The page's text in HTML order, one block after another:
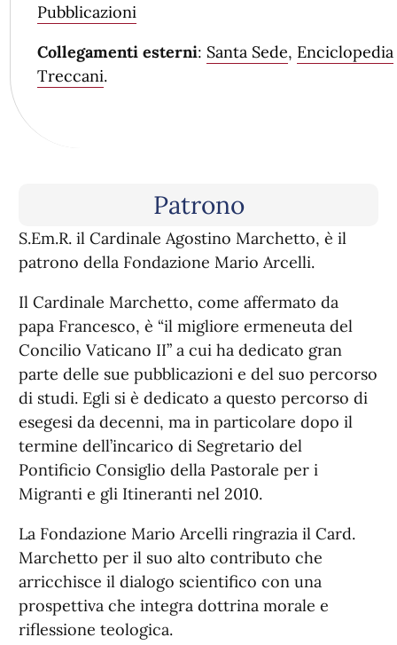
Pubblicazioni
Collegamenti esterni: Santa Sede, Enciclopedia
Treccani.
Patrono
S.Em.R. il Cardinale Agostino Marchetto, è il
patrono della Fondazione Mario Arcelli.
Il Cardinale Marchetto, come affermato da
papa Francesco, è “il migliore ermeneuta del
Concilio Vaticano II” a cui ha dedicato gran
parte delle sue pubblicazioni e del suo percorso
di studi. Egli si è dedicato a questo percorso di
esegesi da decenni, ma in particolare dopo il
termine dell’incarico di Segretario del
Pontificio Consiglio della Pastorale per i
Migranti e gli Itineranti nel 2010.
La Fondazione Mario Arcelli ringrazia il Card.
Marchetto per il suo alto contributo che
arricchisce il dialogo scientifico con una
prospettiva che integra dottrina morale e
riflessione teologica.